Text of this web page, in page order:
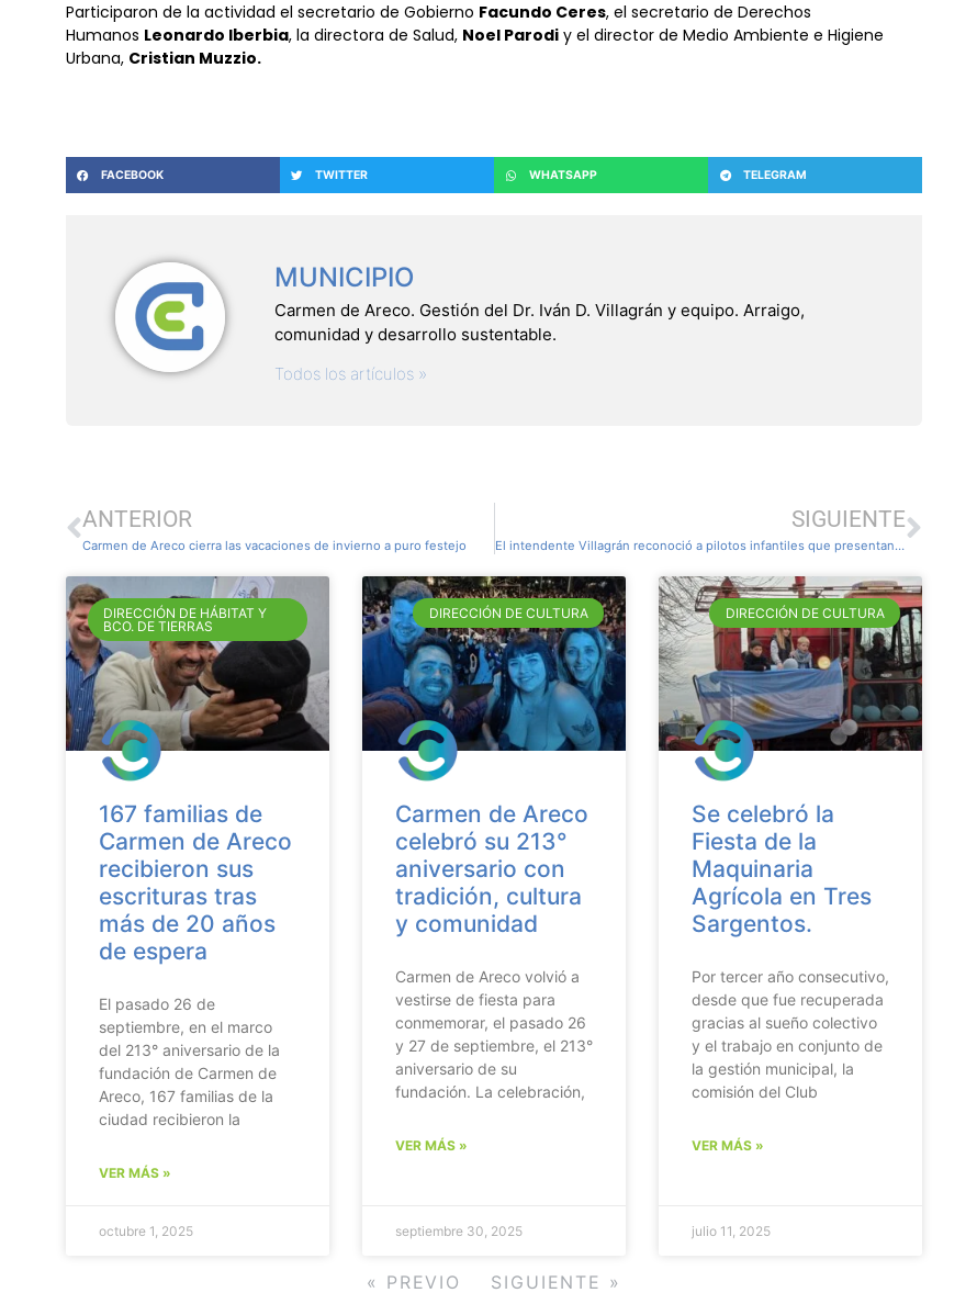
Participaron de la actividad el secretario de Gobierno Facundo Ceres, el secretario de Derechos
Humanos Leonardo Iberbia, la directora de Salud, Noel Parodi y el director de Medio Ambiente e Higiene
Urbana, Cristian Muzzio.
FACEBOOK TWITTER WHATSAPP TELEGRAM
MUNICIPIO
Carmen de Areco. Gestión del Dr. Iván D. Villagrán y equipo. Arraigo,
comunidad y desarrollo sustentable.
Todos los artículos »
ANTERIOR
Carmen de Areco cierra las vacaciones de invierno a puro festejo
SIGUIENTE
El intendente Villagrán reconoció a pilotos infantiles que presentan a Carmen de Areco en Karting
DIRECCIÓN DE HÁBITAT Y
BCO. DE TIERRAS
167 familias de
Carmen de Areco
recibieron sus
escrituras tras
más de 20 años
de espera
El pasado 26 de
septiembre, en el marco
del 213° aniversario de la
fundación de Carmen de
Areco, 167 familias de la
ciudad recibieron la
VER MÁS »
octubre 1, 2025
DIRECCIÓN DE CULTURA
Carmen de Areco
celebró su 213°
aniversario con
tradición, cultura
y comunidad
Carmen de Areco volvió a
vestirse de fiesta para
conmemorar, el pasado 26
y 27 de septiembre, el 213°
aniversario de su
fundación. La celebración,
VER MÁS »
septiembre 30, 2025
DIRECCIÓN DE CULTURA
Se celebró la
Fiesta de la
Maquinaria
Agrícola en Tres
Sargentos.
Por tercer año consecutivo,
desde que fue recuperada
gracias al sueño colectivo
y el trabajo en conjunto de
la gestión municipal, la
comisión del Club
VER MÁS »
julio 11, 2025
« PREVIO SIGUIENTE »